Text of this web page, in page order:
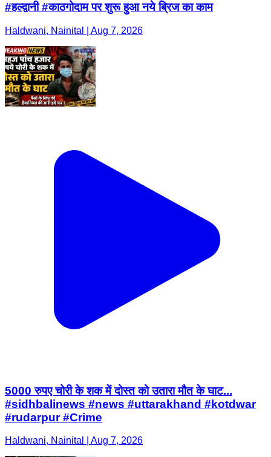
#हल्द्वानी #काठगोदाम पर शुरू हुआ नये ब्रिज का काम
Haldwani, Nainital | Aug 7, 2026
5000 रुपए चोरी के शक में दोस्त को उतारा मौत के घाट...
#sidhbalinews #news #uttarakhand #kotdwar
#rudarpur #Crime
Haldwani, Nainital | Aug 7, 2026